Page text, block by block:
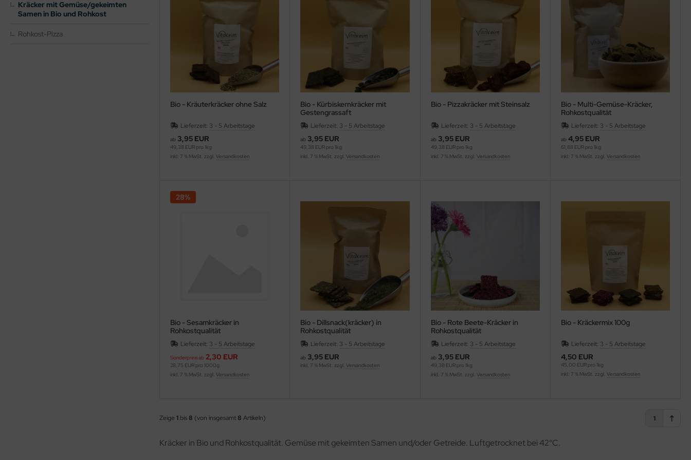
Kräcker mit Gemüse/gekeimten
Samen in Bio und Rohkost
Rohkost-Pizza
Bio - Kräuterkräcker ohne Salz
Lieferzeit: 3 - 5 Arbeitstage
ab 3,95 EUR
49,38 EUR pro 1kg
inkl. 7 % MwSt. zzgl. Versandkosten
Bio - Kürbiskernkräcker mit
Gestengrassaft
Lieferzeit: 3 - 5 Arbeitstage
ab 3,95 EUR
49,38 EUR pro 1kg
inkl. 7 % MwSt. zzgl.Versandkosten
Bio - Pizzakräcker mit Steinsalz
Lieferzeit: 3 - 5 Arbeitstage
ab 3,95 EUR
49,38 EUR pro 1kg
inkl. 7 % MwSt. zzgl. Versandkosten
Bio - Multi-Gemüse-Kräcker,
Rohkostqualität
Lieferzeit: 3 - 5 Arbeitstage
ab 4,95 EUR
61,88 EUR pro 1kg
inkl. 7 % MwSt. zzgl. Versandkosten
Bio - Sesamkräcker in
Rohkostqualität
Lieferzeit: 3 - 5 Arbeitstage
Sonderpreis ab 2,30 EUR
28%
28,75 EUR pro 1000g
inkl. 7 % MwSt. zzgl. Versandkosten
Bio - Dillsnack(kräcker) in
Rohkostqualität
Lieferzeit: 3 - 5 Arbeitstage
ab 3,95 EUR
inkl. 7 % MwSt. zzgl.Versandkosten
Bio - Rote Beete-Kräcker in
Rohkostqualität
Lieferzeit: 3 - 5 Arbeitstage
ab 3,95 EUR
49,38 EUR pro 1kg
inkl. 7 % MwSt. zzgl. Versandkosten
Bio - Kräckermix 100g
Lieferzeit: 3 - 5 Arbeitstage
4,50 EUR
45,00 EUR pro 1kg
inkl. 7 % MwSt. zzgl. Versandkosten
Zeige 1 bis 8 (von insgesamt 8 Artikeln) 1
Kräcker in Bio und Rohkostqualität. Gemüse mit gekeimten Samen und/oder Getreide. Luftgetrocknet bei 42°C.
Kakao, Süßmittel, Kastanienmehl, Nussmus
fermentiert, unpasteurisiert (Sauerkraut,